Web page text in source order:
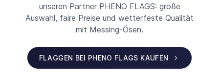
unseren Partner PHENO FLAGS: große
Auswahl, faire Preise und wetterfeste Qualität
mit Messing-Ösen.
FLAGGEN BEI PHENO FLAGS KAUFEN